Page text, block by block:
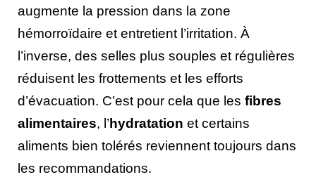
augmente la pression dans la zone
hémorroïdaire et entretient l’irritation. À
l’inverse, des selles plus souples et régulières
réduisent les frottements et les efforts
d’évacuation. C’est pour cela que les fibres
alimentaires, l’hydratation et certains
aliments bien tolérés reviennent toujours dans
les recommandations.